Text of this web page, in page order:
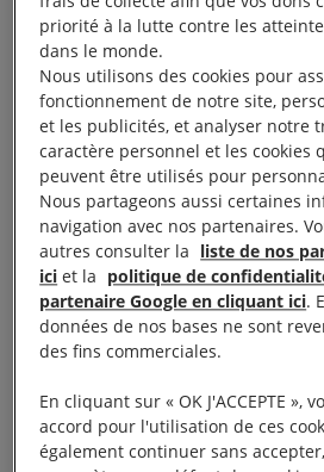
Guantánamoet suspendu les
ressortissants de sept pays
mettre l’immense flotte
nations concernées par les
États-Unis appellent les autres
à poursuivre leurs citoyens
Démocratiques Syriennes»
Washington en février 2019
chute finale du l’État islamique.
pas seulement agi par charité,
Foa.Ayant laissé plusieurs
stationnés à travers le Kurdistan
assurer la sécurité, elle avait
camps au maximum afin de
priorité à la lutte contre les
dans le monde.
Nous utilisons des cookies pour
fonctionnement de notre site,
et les publicités, et analyser notre
caractère personnel et les cookies
peuvent être utilisés pour
Nous partageons aussi certaines
navigation avec nos partenaires.
autres consulter la liste de nos
ici et la politique de
partenaire Google en cliquant ici.
données de nos bases ne sont
des fins commerciales.
En cliquant sur « OK J'ACCEPTE »,
accord pour l'utilisation de ces
également continuer sans